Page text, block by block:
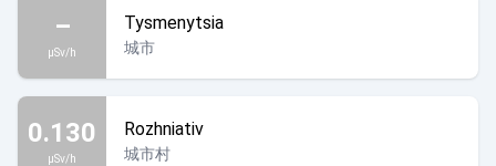
–
µSv/h
Tysmenytsia
城市
0.130
µSv/h
Rozhniativ
城市村